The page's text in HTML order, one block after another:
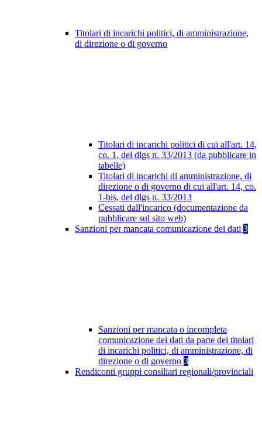
Titolari di incarichi politici, di amministrazione,
di direzione o di governo
Titolari di incarichi politici di cui all'art. 14,
co. 1, del dlgs n. 33/2013 (da pubblicare in
tabelle)
Titolari di incarichi di amministrazione, di
direzione o di governo di cui all'art. 14, co.
1-bis, del dlgs n. 33/2013
Cessati dall'incarico (documentazione da
pubblicare sul sito web)
Sanzioni per mancata comunicazione dei dati 3
Sanzioni per mancata o incompleta
comunicazione dei dati da parte dei titolari
di incarichi politici, di amministrazione, di
direzione o di governo 3
Rendiconti gruppi consiliari regionali/provinciali